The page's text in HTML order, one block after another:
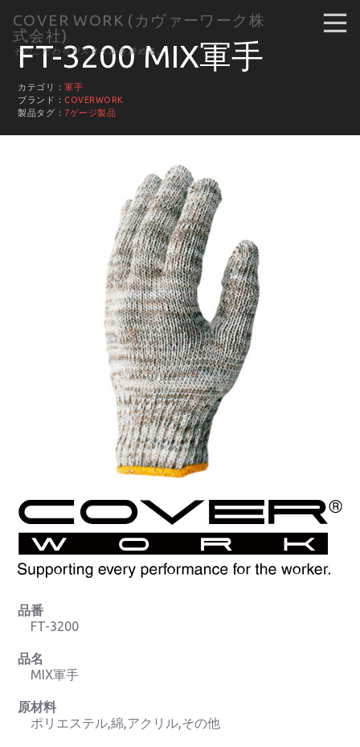
COVER WORK (カヴァーワーク株
式会社)
そのこだわりがスタイルを決める。
FT-3200 MIX軍手
カテゴリ：軍手
ブランド： COVERWORK
製品タグ：7ゲージ製品
品番
FT-3200
品名
MIX軍手
原材料
ポリエステル,綿,アクリル,その他